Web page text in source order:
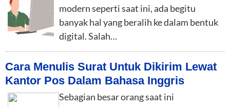
modern seperti saat ini, ada begitu
banyak hal yang beralih ke dalam bentuk
digital. Salah…
Cara Menulis Surat Untuk Dikirim Lewat
Kantor Pos Dalam Bahasa Inggris
Sebagian besar orang saat ini